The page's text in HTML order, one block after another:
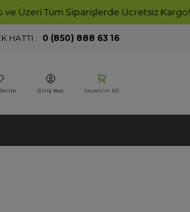
Siparişlerde Ücretsiz Kargo! •
HATTI : 0 (850) 888 63 16
Giriş Yap Sepetim (0)